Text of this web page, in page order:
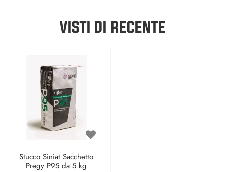
VISTI DI RECENTE
Stucco Siniat Sacchetto
Pregy P95 da 5 kg